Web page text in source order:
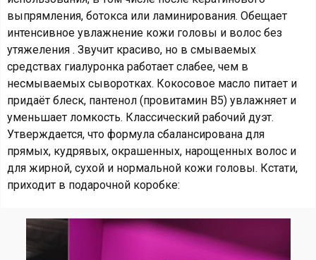
выпрямления, ботокса или ламинирования. Обещает
интенсивное увлажнение кожи головы и волос без
утяжеления . Звучит красиво, но в смываемых
средствах гиалуронка работает слабее, чем в
несмываемых сыворотках. Кокосовое масло питает и
придаёт блеск, пантенол (провитамин B5) увлажняет и
уменьшает ломкость. Классический рабочий дуэт.
Утверждается, что формула сбалансирована для
прямых, кудрявых, окрашенных, нарощенных волос и
для жирной, сухой и нормальной кожи головы. Кстати,
приходит в подарочной коробке: